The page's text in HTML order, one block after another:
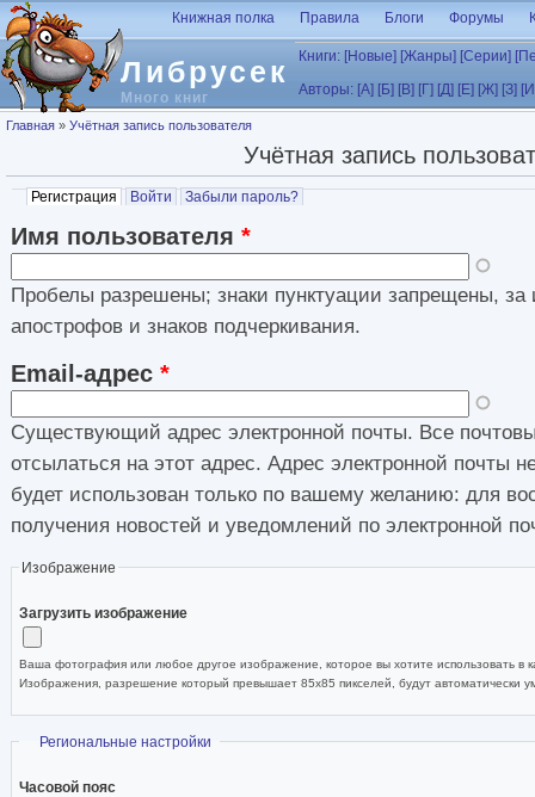
Перейти к основному содержанию
Либрусек
Много книг
Книжная полка Правила Блоги Форумы
Книги: [Новые] [Жанры] [Серии]
Авторы: [А] [Б] [В] [Г] [Д] [Е] [Ж] [З]
Вы здесь
Главная » Учётная запись пользователя
Учётная запись
Главные вкладки
Регистрация (активная вкладка)
Войти Забыли пароль?
Имя пользователя *
Пробелы разрешены; знаки пунктуации запрещены, за
апострофов и знаков подчеркивания.
Email-адрес *
Существующий адрес электронной почты. Все
отсылаться на этот адрес. Адрес электронной почты
будет использован только по вашему желанию: для
получения новостей и уведомлений по электронной
Изображение
Загрузить изображение
Ваша фотография или любое другое изображение, которое вы хотите использовать в
Изображения, разрешение который превышает 85x85 пикселей, будут автоматически
Скрыть
Региональные настройки
Часовой пояс